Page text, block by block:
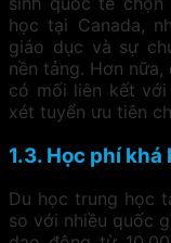
học tại Canada,
giáo dục và sự
nền tảng. Hơn
có mối liên kết
xét tuyển ưu tiên
1.3. Học phí khá
Du học trung học
so với nhiều quốc